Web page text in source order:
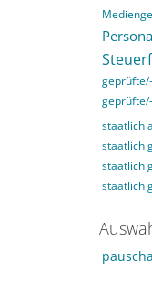
staatlich
staatlich
staatlich
staatlich